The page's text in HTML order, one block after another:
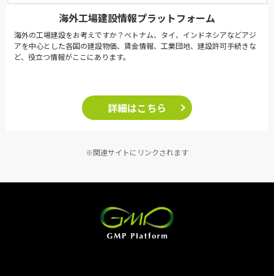
海外工場建設情報プラットフォーム
海外の工場建設をお考えですか？ベトナム、タイ、インドネシアなどアジ
アを中心とした各国の建設物価、賃金情報、工業団地、建設許可手続きな
ど、役立つ情報がここにあります。
詳細はこちら
※関連サイトにリンクされます